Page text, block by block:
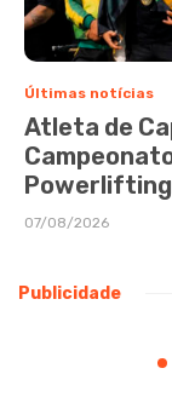
Últimas notícias
Atleta de
Powerlifting
07/08/2026
Publicidade